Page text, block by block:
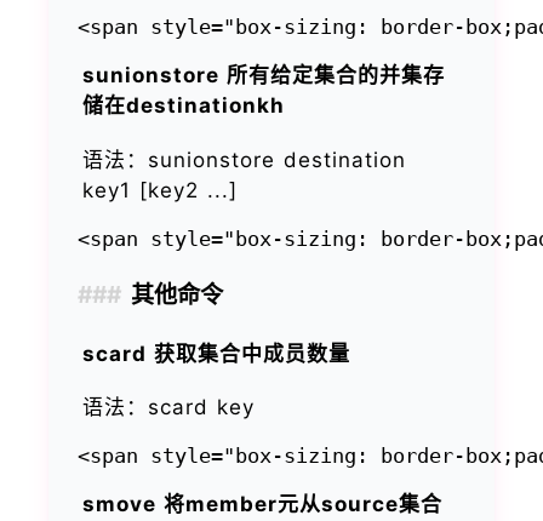
sunionstore 所有给定集合的并集存
储在destinationkh
语法：sunionstore destination
key1 [key2 ...]
其他命令
scard 获取集合中成员数量
语法：scard key
smove 将member元从source集合